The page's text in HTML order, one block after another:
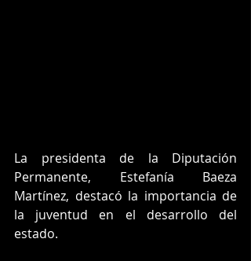
La presidenta de la Diputación
Permanente, Estefanía Baeza
Martínez, destacó la importancia de
la juventud en el desarrollo del
estado.